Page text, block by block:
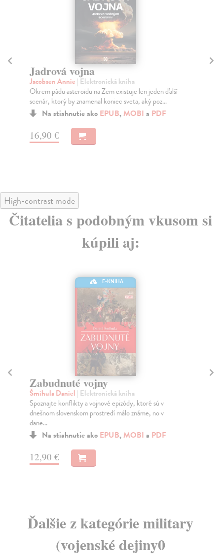
Jadrová vojna
Jacobsen Annie | Elektronická kniha
Okrem pádu asteroidu na Zem existuje len jeden ďalší
scenár, ktorý by znamenal koniec sveta, aký poz...
Na stiahnutie ako EPUB,MOBI a PDF
16,90 €
High-contrast mode
Čitatelia s podobným vkusom si
kúpili aj:
E-KNIHA
Zabudnuté vojny
Šmihula Daniel | Elektronická kniha
Spoznajte konflikty a vojnové epizódy, ktoré sú v
dnešnom slovenskom prostredí málo známe, no v
dane...
Na stiahnutie ako EPUB,MOBI a PDF
12,90 €
Ďalšie z kategórie military
(vojenské dejiny0